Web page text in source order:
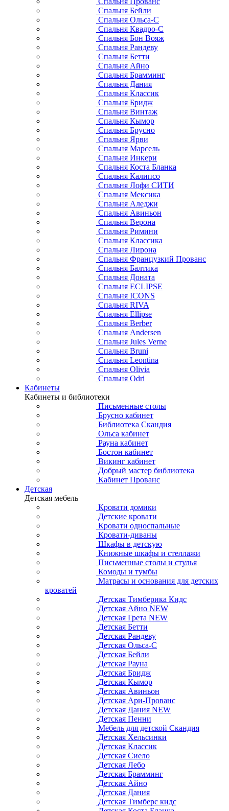
Спальня Бейли
Спальня Ольса-С
Спальня Квадро-С
Спальня Бон Вояж
Спальня Рандеву
Спальня Бетти
Спальня Айно
Спальня Брамминг
Спальня Дания
Спальня Классик
Спальня Бридж
Спальня Винтаж
Спальня Кымор
Спальня Брусно
Спальня Ярви
Спальня Марсель
Спальня Инкери
Спальня Коста Бланка
Спальня Калипсо
Спальня Лофи СИТИ
Спальня Мексика
Спальня Аледжи
Спальня Авиньон
Спальня Верона
Спальня Римини
Спальня Классика
Спальня Лирона
Спальня Французкий Прованс
Спальня Балтика
Спальня Доната
Спальня ECLIPSE
Спальня ICONS
Спальня RIVA
Спальня Ellipse
Спальня Berber
Спальня Andersen
Спальня Jules Verne
Спальня Bruni
Спальня Leontina
Спальня Olivia
Спальня Odri
Кабинеты
Кабинеты и библиотеки
Письменные столы
Брусно кабинет
Библиотека Скандия
Ольса кабинет
Рауна кабинет
Бостон кабинет
Викинг кабинет
Добрый мастер библиотека
Кабинет Прованс
Детская
Детская мебель
Кровати домики
Детские кровати
Кровати односпальные
Кровати-диваны
Шкафы в детскую
Книжные шкафы и стеллажи
Письменные столы и стулья
Комоды и тумбы
Матрасы и основания для детских
кроватей
Детская Тимберика Кидс
Детская Айно NEW
Детская Грета NEW
Детская Бетти
Детская Рандеву
Детская Ольса-С
Детская Бейли
Детская Рауна
Детская Бридж
Детская Кымор
Детская Авиньон
Детская Ари-Прованс
Детская Дания NEW
Детская Пенни
Мебель для детской Скандия
Детская Хельсинки
Детская Классик
Детская Сиело
Детская Лебо
Детская Брамминг
Детская Айно
Детская Дания
Детская Тимберс кидс